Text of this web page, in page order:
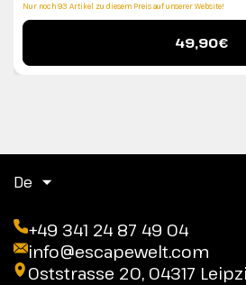
Nur noch 93 Artikel zu diesem Preis auf unserer Website!
49,90€
De
+49 341 24 87 49 04
info@escapewelt.com
Oststrasse 20, 04317